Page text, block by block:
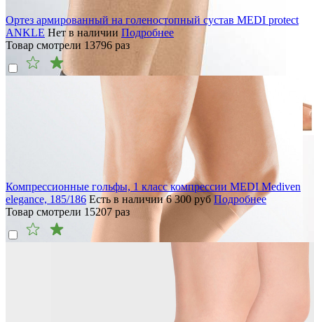
Ортез армированный на голеностопный сустав MEDI protect
ANKLE Нет в наличии Подробнее
Товар смотрели 13796 раз
Компрессионные гольфы, 1 класс компрессии MEDI Mediven
elegance, 185/186 Есть в наличии 6 300 руб Подробнее
Товар смотрели 15207 раз